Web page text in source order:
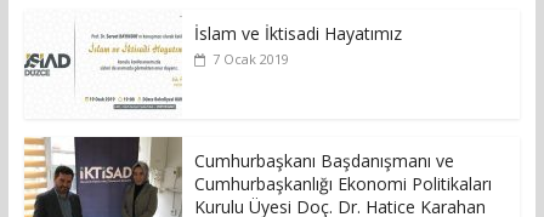
İslam ve İktisadi Hayatımız
7 Ocak 2019
Cumhurbaşkanı Başdanışmanı ve
Cumhurbaşkanlığı Ekonomi Politikaları
Kurulu Üyesi Doç. Dr. Hatice Karahan